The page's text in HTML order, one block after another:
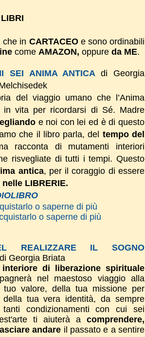
che in CARTACEO e sono ordinabili
come AMAZON, oppure da ME.
SEI ANIMA ANTICA di Georgia
del viaggio umano che l’Anima
vita per ricordarsi di Sé. Madre
e noi con lei ed è di questo
che il libro parla, del tempo del
racconta di mutamenti interiori
risvegliate di tutti i tempi. Questo
antica, per il coraggio di essere
LIBRERIE.
o saperne di più
o saperne di più
REALIZZARE IL SOGNO
di Georgia Briata
interiore di liberazione spirituale
nel maestoso viaggio alla
tuo valore, della tua missione per
tua vera identità, da sempre
condizionamenti con cui sei
ti aiuterà a comprendere,
andare il passato e a sentire